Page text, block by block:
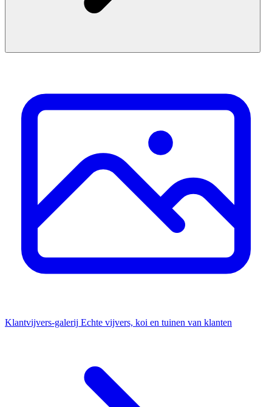
Klantvijvers-galerij Echte vijvers, koi en tuinen van klanten